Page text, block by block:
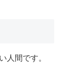
人間です。